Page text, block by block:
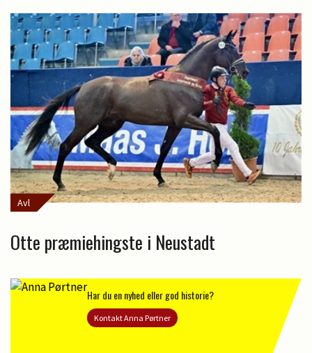
Avl
Otte præmiehingste i Neustadt
Har du en nyhed eller god historie?
Kontakt Anna Pørtner